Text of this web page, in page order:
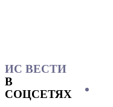
ИС ВЕСТИ
В
СОЦСЕТЯХ